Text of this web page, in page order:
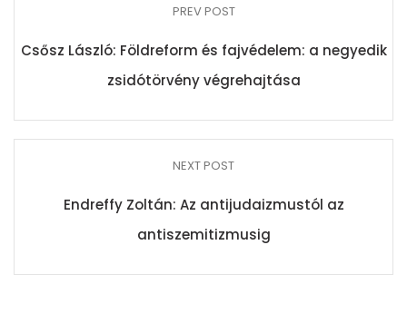
PREV POST
Csősz László: Földreform és fajvédelem: a negyedik
zsidótörvény végrehajtása
NEXT POST
Endreffy Zoltán: Az antijudaizmustól az
antiszemitizmusig